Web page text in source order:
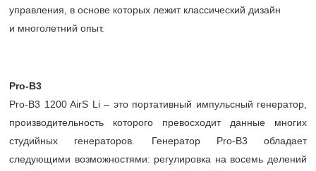
управления, в основе которых лежит классический дизайн
и многолетний опыт.
Pro-B3
Pro-B3 1200 AirS Li – это портативный импульсный генератор,
производительность которого превосходит данные многих
студийных генераторов. Генератор Pro-B3 обладает
следующими возможностями: регулировка на восемь делений